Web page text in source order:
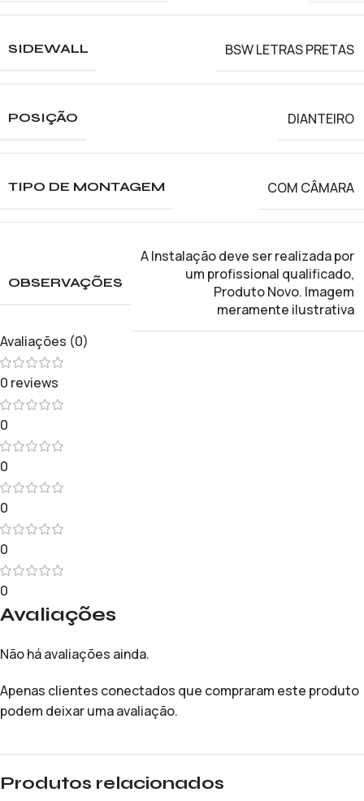
SIDEWALL BSW LETRAS PRETAS
POSIÇÃO DIANTEIRO
TIPO DE MONTAGEM COM CÂMARA
OBSERVAÇÕES
A Instalação deve ser realizada por
um profissional qualificado,
Produto Novo. Imagem
meramente ilustrativa
Avaliações (0)
0 reviews
0
0
0
0
0
Avaliações
Não há avaliações ainda.
Apenas clientes conectados que compraram este produto
podem deixar uma avaliação.
Produtos relacionados